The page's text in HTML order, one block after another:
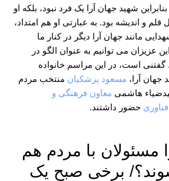
شهید جهان آرا یک فرد نبود، بلکه او
و اندیشه بود. به عبارتی او هم امتداد،
مانند جهان آرا دیگر در کنار ما
عزیزان می توانیم به عنوان الگو در
گفتنی است، در این مراسم خانواده
جهان آرا، مسعود پزشکیان منتخب مردم
هاشمی معاون فرهنگی و
حضور داشتند.
مسئولان با مردم هم
برخی صبح یک